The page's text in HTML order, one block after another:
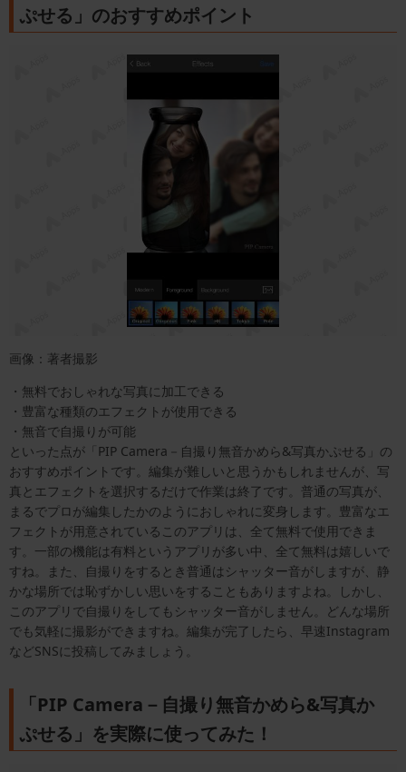
ぷせる」のおすすめポイント
画像：著者撮影
・無料でおしゃれな写真に加工できる
・豊富な種類のエフェクトが使用できる
・無音で自撮りが可能
といった点が「PIP Camera－自撮り無音かめら&写真かぷせる」の
おすすめポイントです。編集が難しいと思うかもしれませんが、写
真とエフェクトを選択するだけで作業は終了です。普通の写真が、
まるでプロが編集したかのようにおしゃれに変身します。豊富なエ
フェクトが用意されているこのアプリは、全て無料で使用できま
す。一部の機能は有料というアプリが多い中、全て無料は嬉しいで
すね。また、自撮りをするとき普通はシャッター音がしますが、静
かな場所では恥ずかしい思いをすることもありますよね。しかし、
このアプリで自撮りをしてもシャッター音がしません。どんな場所
でも気軽に撮影ができますね。編集が完了したら、早速Instagram
などSNSに投稿してみましょう。
「PIP Camera－自撮り無音かめら&写真か
ぷせる」を実際に使ってみた！